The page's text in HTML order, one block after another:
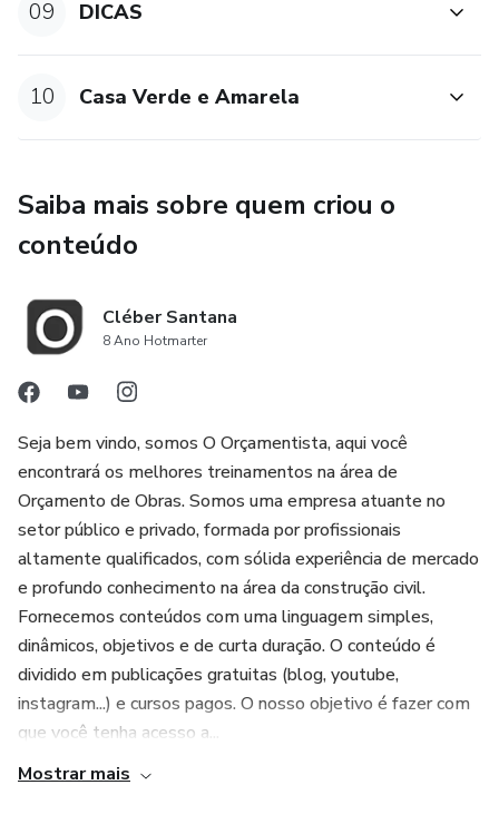
09 DICAS
10 Casa Verde e Amarela
Saiba mais sobre quem criou o
conteúdo
Cléber Santana
8 Ano Hotmarter
Seja bem vindo, somos O Orçamentista, aqui você
encontrará os melhores treinamentos na área de
Orçamento de Obras. Somos uma empresa atuante no
setor público e privado, formada por profissionais
altamente qualificados, com sólida experiência de mercado
e profundo conhecimento na área da construção civil.
Fornecemos conteúdos com uma linguagem simples,
dinâmicos, objetivos e de curta duração. O conteúdo é
dividido em publicações gratuitas (blog, youtube,
instagram...) e cursos pagos. O nosso objetivo é fazer com
que você tenha acesso a...
Mostrar mais